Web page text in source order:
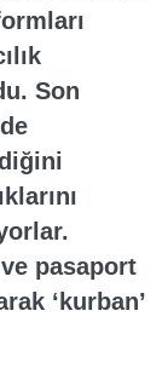
Son
pasaport
‘kurban’